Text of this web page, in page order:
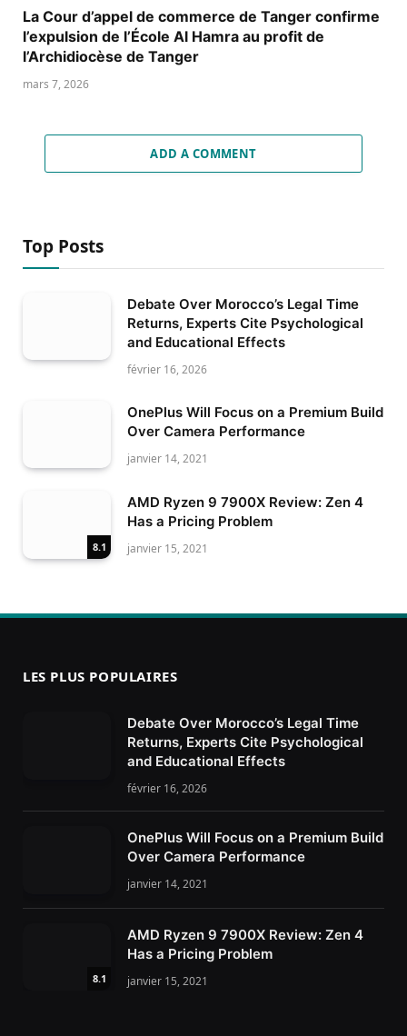
La Cour d’appel de commerce de Tanger confirme
l’expulsion de l’École Al Hamra au profit de
l’Archidiocèse de Tanger
mars 7, 2026
ADD A COMMENT
Top Posts
Debate Over Morocco’s Legal Time
Returns, Experts Cite Psychological
and Educational Effects
février 16, 2026
OnePlus Will Focus on a Premium Build
Over Camera Performance
janvier 14, 2021
8.1
AMD Ryzen 9 7900X Review: Zen 4
Has a Pricing Problem
janvier 15, 2021
LES PLUS POPULAIRES
Debate Over Morocco’s Legal Time
Returns, Experts Cite Psychological
and Educational Effects
février 16, 2026
OnePlus Will Focus on a Premium Build
Over Camera Performance
janvier 14, 2021
8.1
AMD Ryzen 9 7900X Review: Zen 4
Has a Pricing Problem
janvier 15, 2021